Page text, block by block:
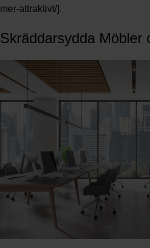
mer-attraktivt/].
Skräddarsydda Möbler